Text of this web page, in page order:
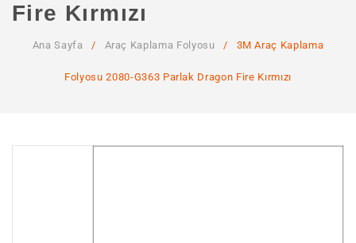
Fire Kırmızı
Ana Sayfa / Araç Kaplama Folyosu / 3M Araç Kaplama
Folyosu 2080-G363 Parlak Dragon Fire Kırmızı